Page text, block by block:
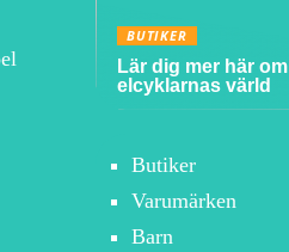
BUTIKER
Lär dig mer här om
elcyklarnas värld
Butiker
Varumärken
Barn